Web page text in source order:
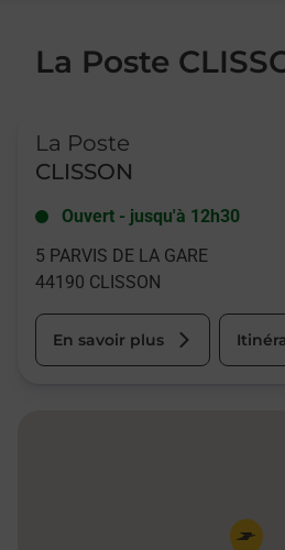
La Poste
La Poste
CLISSON
Ouvert - jusqu'à 12h30
5 PARVIS DE LA GARE
44190 CLISSON
En savoir plus
Pin de la